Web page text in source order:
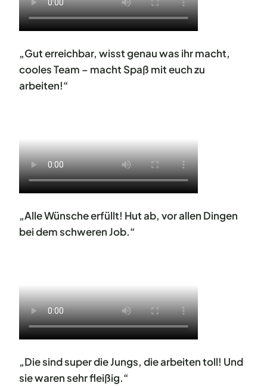
„Gut erreichbar, wisst genau was ihr macht,
cooles Team – macht Spaß mit euch zu
arbeiten!“
„Alle Wünsche erfüllt! Hut ab, vor allen Dingen
bei dem schweren Job.“
„Die sind super die Jungs, die arbeiten toll! Und
sie waren sehr fleißig.“